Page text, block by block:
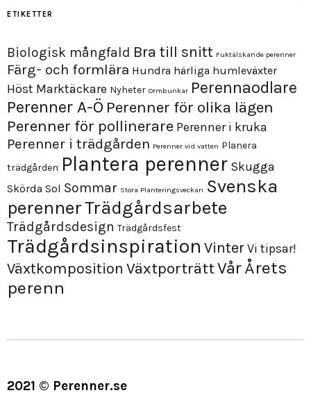
ETIKETTER
Biologisk mångfald Bra till snitt Fuktälskande perenner
Färg- och formlära Hundra härliga humleväxter
Höst Marktäckare Nyheter Ormbunkar Perennaodlare
Perenner A-Ö Perenner för olika lägen
Perenner för pollinerare Perenner i kruka
Perenner i trädgården Perenner vid vatten Planera
trädgården Plantera perenner Skugga
Skörda Sol Sommar Stora Planteringsveckan Svenska
perennerTrädgårdsarbete
Trädgårdsdesign Trädgårdsfest
Trädgårdsinspiration VinterVi tipsar!
Växtkomposition VäxtporträttVårÅrets
perenn
2021 © Perenner.se